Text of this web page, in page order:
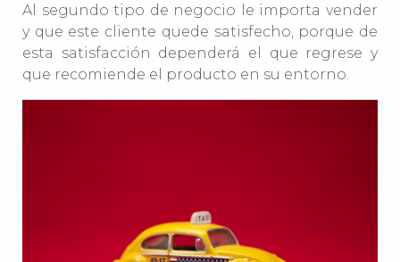
Al segundo tipo de negocio le importa vender
y que este cliente quede satisfecho, porque de
esta satisfacción dependerá el que regrese y
que recomiende el producto en su entorno.